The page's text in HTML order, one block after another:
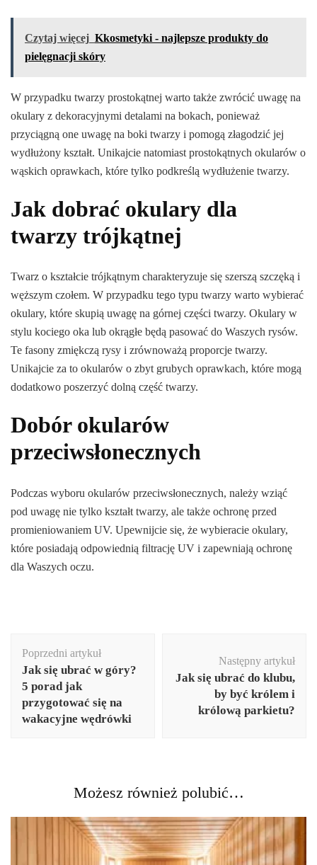
Czytaj więcej Kkosmetyki - najlepsze produkty do
pielęgnacji skóry
W przypadku twarzy prostokątnej warto także zwrócić uwagę na
okulary z dekoracyjnymi detalami na bokach, ponieważ
przyciągną one uwagę na boki twarzy i pomogą złagodzić jej
wydłużony kształt. Unikajcie natomiast prostokątnych okularów o
wąskich oprawkach, które tylko podkreślą wydłużenie twarzy.
Jak dobrać okulary dla
twarzy trójkątnej
Twarz o kształcie trójkątnym charakteryzuje się szerszą szczęką i
węższym czołem. W przypadku tego typu twarzy warto wybierać
okulary, które skupią uwagę na górnej części twarzy. Okulary w
stylu kociego oka lub okrągłe będą pasować do Waszych rysów.
Te fasony zmiękczą rysy i zrównoważą proporcje twarzy.
Unikajcie za to okularów o zbyt grubych oprawkach, które mogą
dodatkowo poszerzyć dolną część twarzy.
Dobór okularów
przeciwsłonecznych
Podczas wyboru okularów przeciwsłonecznych, należy wziąć
pod uwagę nie tylko kształt twarzy, ale także ochronę przed
promieniowaniem UV. Upewnijcie się, że wybieracie okulary,
które posiadają odpowiednią filtrację UV i zapewniają ochronę
dla Waszych oczu.
wpisu
Poprzedni artykuł
Jak się ubrać w góry?
5 porad jak
przygotować się na
wakacyjne wędrówki
Następny artykuł
Jak się ubrać do klubu,
by być królem i
królową parkietu?
Możesz również polubić…